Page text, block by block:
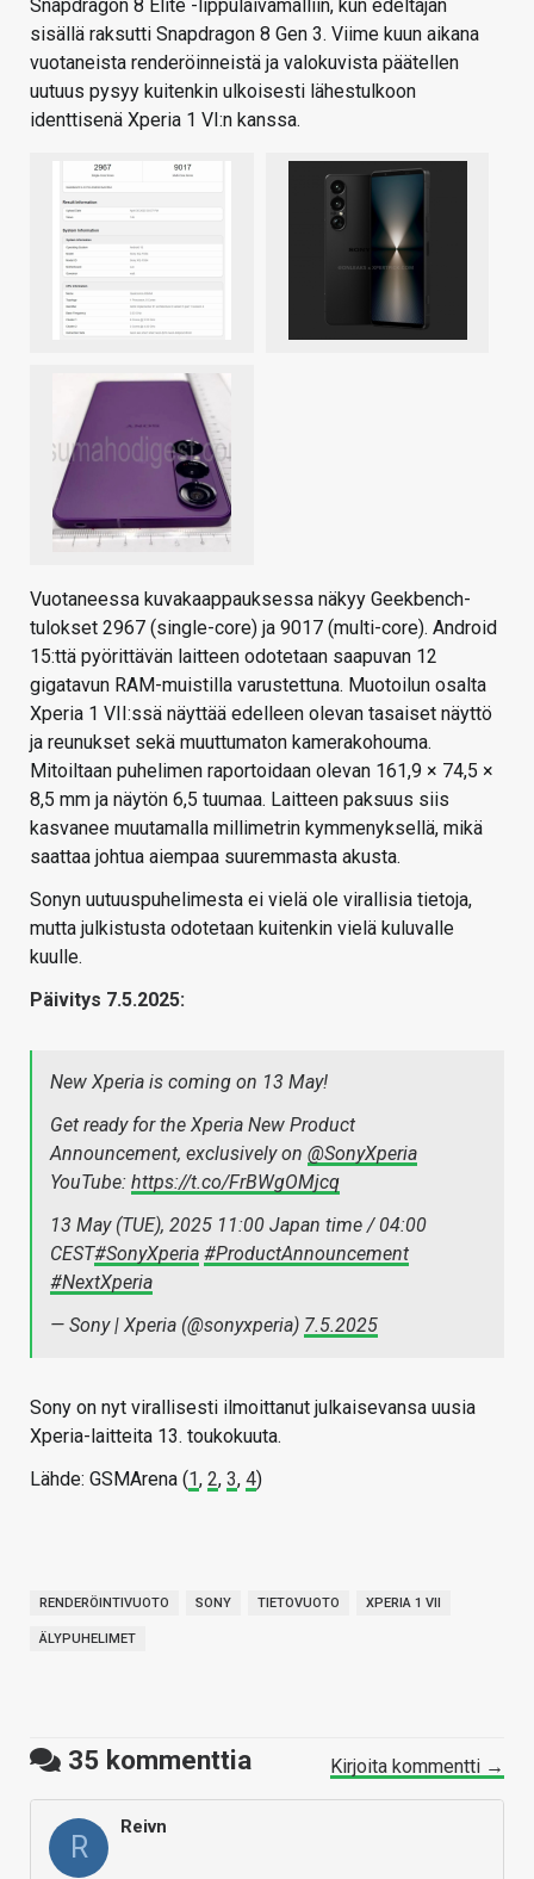
Snapdragon 8 Elite -lippulaivamalliin, kun edeltäjän
sisällä raksutti Snapdragon 8 Gen 3. Viime kuun aikana
vuotaneista renderöinneistä ja valokuvista päätellen
uutuus pysyy kuitenkin ulkoisesti lähestulkoon
identtisenä Xperia 1 VI:n kanssa.
Vuotaneessa kuvakaappauksessa näkyy Geekbench-
tulokset 2967 (single-core) ja 9017 (multi-core). Android
15:ttä pyörittävän laitteen odotetaan saapuvan 12
gigatavun RAM-muistilla varustettuna. Muotoilun osalta
Xperia 1 VII:ssä näyttää edelleen olevan tasaiset näyttö
ja reunukset sekä muuttumaton kamerakohouma.
Mitoiltaan puhelimen raportoidaan olevan 161,9 × 74,5 ×
8,5 mm ja näytön 6,5 tuumaa. Laitteen paksuus siis
kasvanee muutamalla millimetrin kymmenyksellä, mikä
saattaa johtua aiempaa suuremmasta akusta.
Sonyn uutuuspuhelimesta ei vielä ole virallisia tietoja,
mutta julkistusta odotetaan kuitenkin vielä kuluvalle
kuulle.
Päivitys 7.5.2025:
New Xperia is coming on 13 May!
Get ready for the Xperia New Product
Announcement, exclusively on @SonyXperia
YouTube: https://t.co/FrBWgOMjcq
13 May (TUE), 2025 11:00 Japan time / 04:00
CEST#SonyXperia #ProductAnnouncement
#NextXperia
— Sony | Xperia (@sonyxperia) 7.5.2025
Sony on nyt virallisesti ilmoittanut julkaisevansa uusia
Xperia-laitteita 13. toukokuuta.
Lähde: GSMArena (1, 2, 3, 4)
RENDERÖINTIVUOTO SONY TIETOVUOTO XPERIA 1 VII
ÄLYPUHELIMET
35 kommenttia Kirjoita kommentti →
R
Reivn